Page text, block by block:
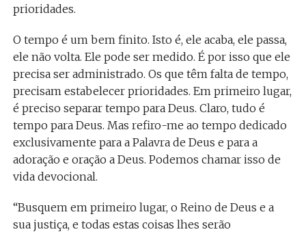
prioridades.
O tempo é um bem finito. Isto é, ele acaba, ele passa,
ele não volta. Ele pode ser medido. É por isso que ele
precisa ser administrado. Os que têm falta de tempo,
precisam estabelecer prioridades. Em primeiro lugar,
é preciso separar tempo para Deus. Claro, tudo é
tempo para Deus. Mas refiro-me ao tempo dedicado
exclusivamente para a Palavra de Deus e para a
adoração e oração a Deus. Podemos chamar isso de
vida devocional.
“Busquem em primeiro lugar, o Reino de Deus e a
sua justiça, e todas estas coisas lhes serão